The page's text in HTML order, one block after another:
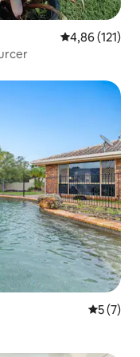
Note
4,86 (121)
Note
5 (7)